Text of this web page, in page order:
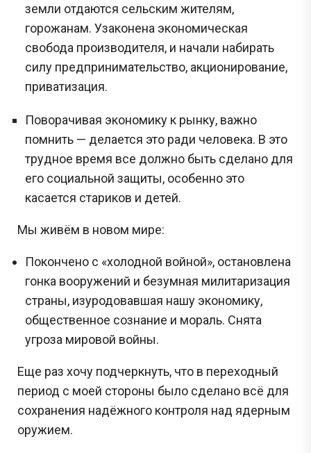
земли отдаются сельским жителям,
горожанам. Узаконена экономическая
свобода производителя, и начали набирать
силу предпринимательство, акционирование,
приватизация.
Поворачивая экономику к рынку, важно
помнить — делается это ради человека. В это
трудное время все должно быть сделано для
его социальной защиты, особенно это
касается стариков и детей.
Мы живём в новом мире:
Покончено с «холодной войной», остановлена
гонка вооружений и безумная милитаризация
страны, изуродовавшая нашу экономику,
общественное сознание и мораль. Снята
угроза мировой войны.
Еще раз хочу подчеркнуть, что в переходный
период с моей стороны было сделано всё для
сохранения надёжного контроля над ядерным
оружием.